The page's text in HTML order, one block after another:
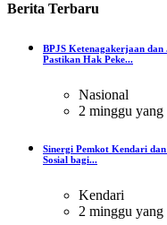
Berita Terbaru
BPJS Ketenagakerjaan
Pastikan Hak Peke...
Nasional
2 minggu yang
Sinergi Pemkot Kendari
Sosial bagi...
Kendari
2 minggu yang